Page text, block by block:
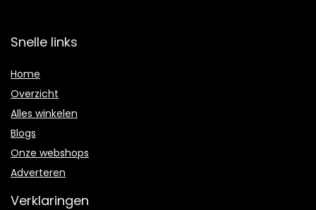
Snelle links
Home
Overzicht
Alles winkelen
Blogs
Onze webshops
Adverteren
Verklaringen